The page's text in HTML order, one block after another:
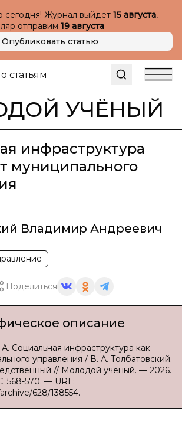
сегодня! Журнал выйдет 15 августа,
отправим 19 августа
Опубликовать статью
УЧЁНЫЙ
инфраструктура
муниципального
Владимир Андреевич
Поделиться
описание
Социальная инфраструктура как
управления / В. А. Толбатовский.
// Молодой ученый. — 2026.
568-570. — URL:
628/138554.